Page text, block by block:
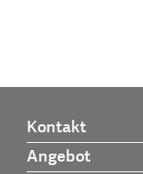
Kontakt
Angebot